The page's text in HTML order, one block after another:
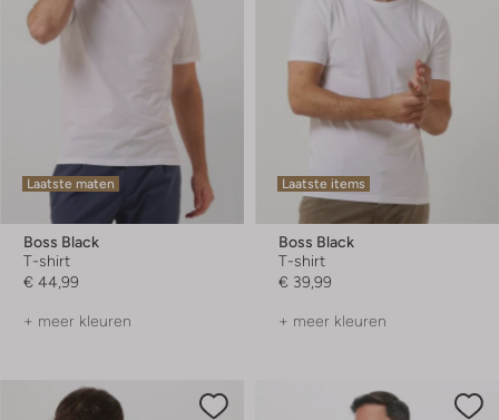
Laatste maten
Boss Black
T-shirt
€ 44,99
+ meer kleuren
Laatste items
Boss Black
T-shirt
€ 39,99
+ meer kleuren